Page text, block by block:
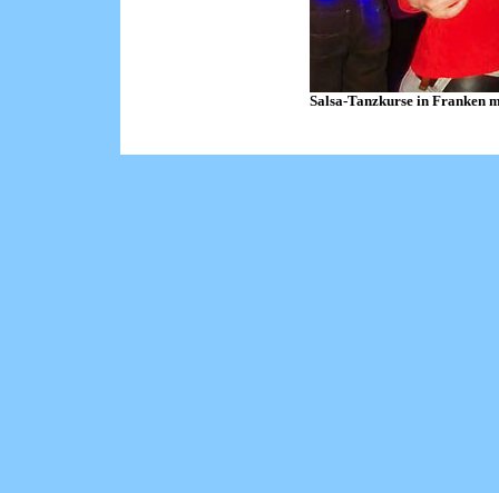
Salsa-Tanzkurse in Franken